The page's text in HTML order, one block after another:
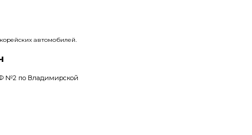
автомобилей.
№2 по Владимирской